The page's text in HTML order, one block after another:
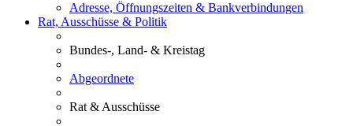
Adresse, Öffnungszeiten & Bankverbindungen
Rat, Ausschüsse & Politik
Bundes-, Land- & Kreistag
Abgeordnete
Rat & Ausschüsse